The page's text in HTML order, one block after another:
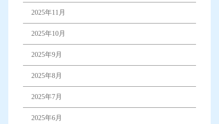
2025年11月
2025年10月
2025年9月
2025年8月
2025年7月
2025年6月